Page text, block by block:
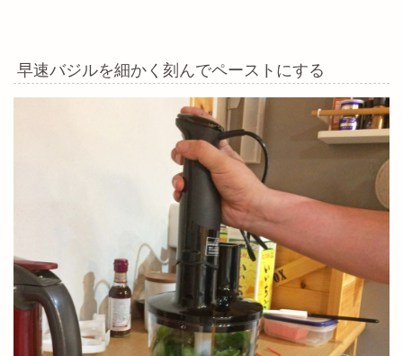
早速バジルを細かく刻んでペーストにする